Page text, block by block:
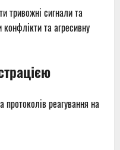
тривожні сигнали та
та агресивну
протоколів реагування на